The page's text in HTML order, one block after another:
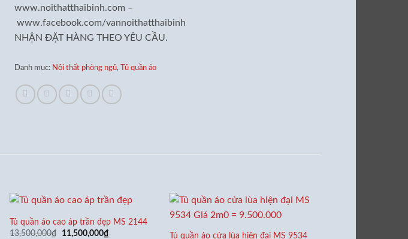
www.noithatthaibinh.com –
www.facebook.com/vannoithatthaibinh
NHẬN ĐẶT HÀNG THEO YÊU CẦU.
Danh mục: Nội thất phòng ngủ, Tủ quần áo
Tủ quần áo cao áp trần đẹp MS 2144
13,500,000₫
Giá
11,500,000₫Giá
Tủ quần áo cửa lùa hiện đại MS 9534